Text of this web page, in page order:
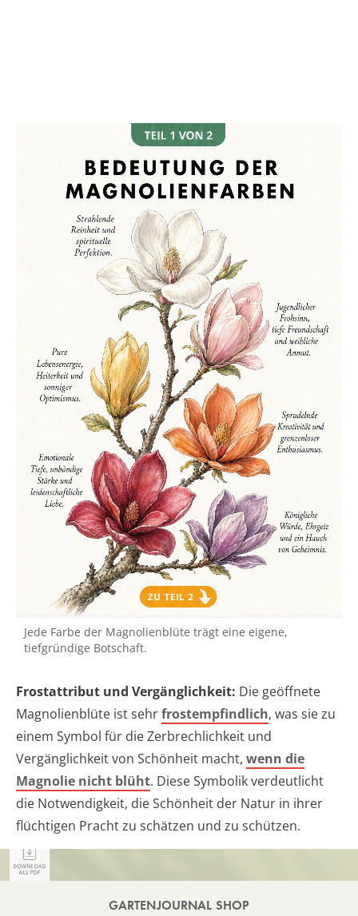
Jede Farbe der Magnolienblüte trägt eine eigene,
tiefgründige Botschaft.
Frostattribut und Vergänglichkeit: Die geöffnete
Magnolienblüte ist sehrfrostempfindlich, was sie zu
einem Symbol für die Zerbrechlichkeit und
Vergänglichkeit von Schönheit macht, wenn die
Magnolie nicht blüht. Diese Symbolik verdeutlicht
die Notwendigkeit, die Schönheit der Natur in ihrer
flüchtigen Pracht zu schätzen und zu schützen.
GARTENJOURNAL SHOP